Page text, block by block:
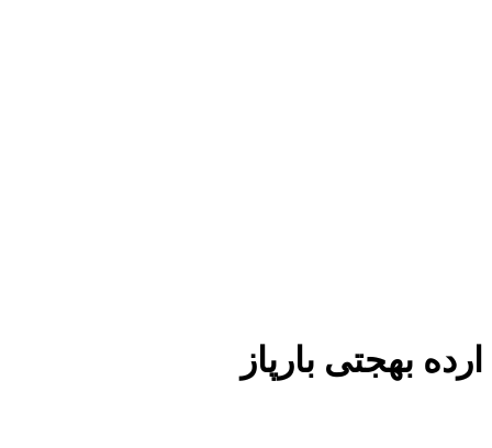
ارده بهجتی بارپاز